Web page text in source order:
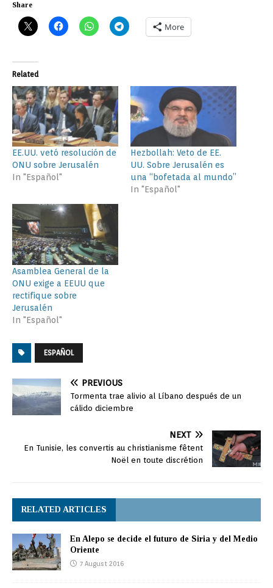
Share
More
Related
EE.UU. vetó resolución de
ONU sobre Jerusalén
In "Español"
Hezbollah: Veto de EE.
UU. Sobre Jerusalén es
una “bofetada al mundo”
In "Español"
Asamblea General de la
ONU exige a EEUU que
rectifique sobre
Jerusalén
In "Español"
ESPAÑOL
PREVIOUS
Tormenta trae alivio al Líbano después de un
cálido diciembre
NEXT
En Tunisie, les convertis au christianisme fêtent
Noël en toute discrétion
RELATED ARTICLES
En Alepo se decide el futuro de Siria y del Medio
Oriente
7 August 2016